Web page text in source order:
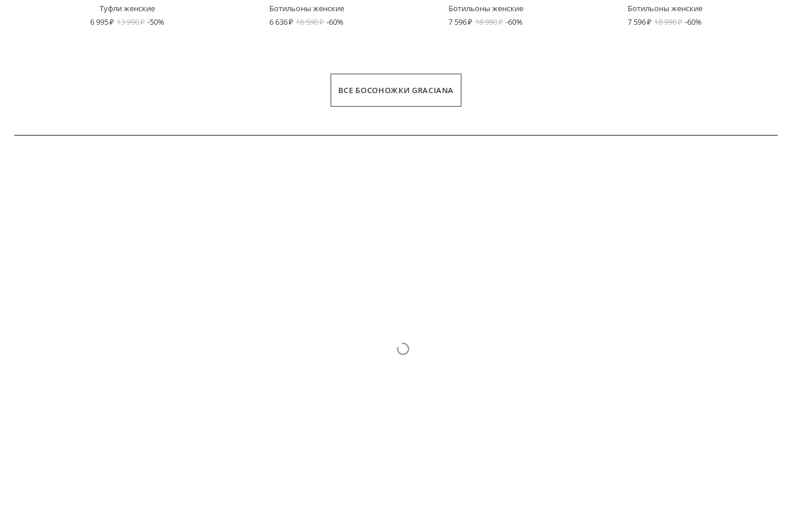
Туфли женские
6 995
13 990 -50%
Ботильоны женские
6 636
16 590 -60%
Ботильоны женские
7 596
18 990 -60%
Ботильоны женские
7 596
18 990 -60%
ВСЕ БОСОНОЖКИ GRACIANA